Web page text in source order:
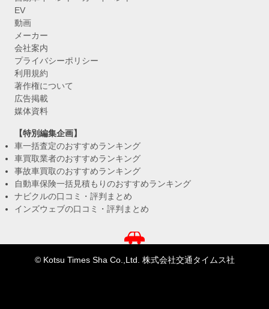
EV
動画
メーカー
会社案内
プライバシーポリシー
利用規約
著作権について
広告掲載
媒体資料
【特別編集企画】
車一括査定のおすすめランキング
車買取業者のおすすめランキング
事故車買取のおすすめランキング
自動車保険一括見積もりのおすすめランキング
ナビクルの口コミ・評判まとめ
インズウェブの口コミ・評判まとめ
© Kotsu Times Sha Co.,Ltd. 株式会社交通タイムス社